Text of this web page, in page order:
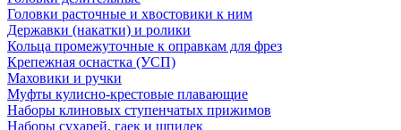
Головки расточные и хвостовики к ним
Державки (накатки) и ролики
Кольца промежуточные к оправкам для фрез
Крепежная оснастка (УСП)
Маховики и ручки
Муфты кулисно-крестовые плавающие
Наборы клиновых ступенчатых прижимов
Наборы сухарей, гаек и шпилек